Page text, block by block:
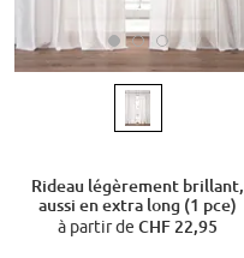
Rideau légèrement brillant,
aussi en extra long (1 pce)
à partir deCHF 22,95